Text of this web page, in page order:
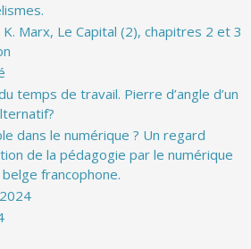
Marx, Le Capital (2), chapitres 2 et 3
temps de travail. Pierre d’angle d’un
dans le numérique ? Un regard
de la pédagogie par le numérique
francophone.